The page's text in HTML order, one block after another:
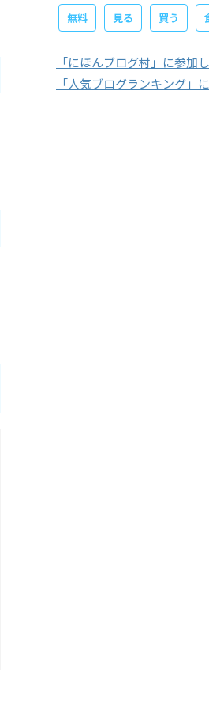
無料 見る 買う
「にほんブログ村」に参加
「人気ブログランキング」